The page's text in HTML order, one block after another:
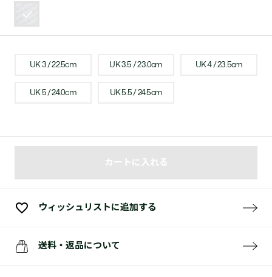
UK 3 / 22.5cm UK 3.5 / 23.0cm UK 4 / 23.5cm
UK 5 / 24.0cm UK 5.5 / 24.5cm
カートに入れる
ウィッシュリストに追加する
送料・返品について